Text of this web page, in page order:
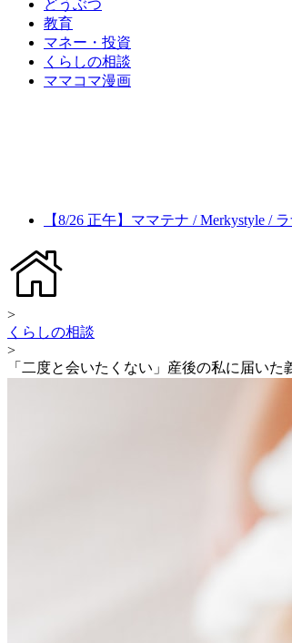
どうぶつ
教育
マネー・投資
くらしの相談
ママコマ漫画
【8/26 正午】ママテナ / Merkystyle /
>
くらしの相談
>
「二度と会いたくない」産後の私に届い